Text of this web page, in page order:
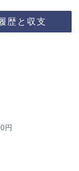
歴と収支
円